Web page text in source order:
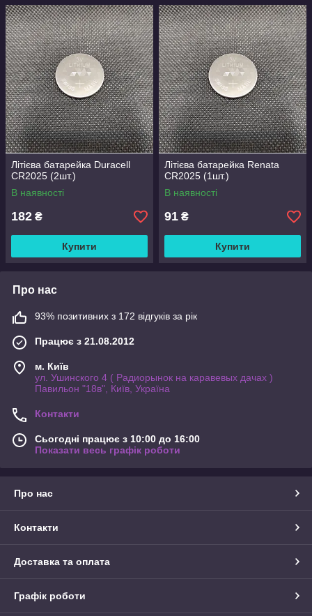
Літієва батарейка Duracell
CR2025 (2шт.)
В наявності
182 ₴
Купити
Літієва батарейка Renata
CR2025 (1шт.)
В наявності
91 ₴
Купити
Про нас
93% позитивних з 172 відгуків за рік
Працює з 21.08.2012
м. Київ
ул. Ушинского 4 ( Радиорынок на каравевых дачах )
Павильон "18в", Київ, Україна
Контакти
Сьогодні працює з 10:00 до 16:00
Показати весь графік роботи
Про нас
Контакти
Доставка та оплата
Графік роботи